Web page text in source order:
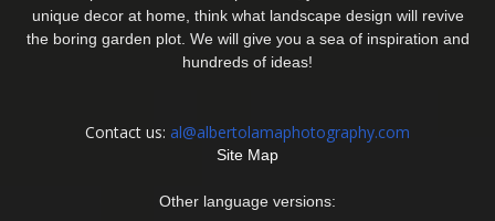
unique decor at home, think what landscape design will revive
the boring garden plot. We will give you a sea of inspiration and
hundreds of ideas!
Contact us: al@albertolamaphotography.com
Site Map
Other language versions: